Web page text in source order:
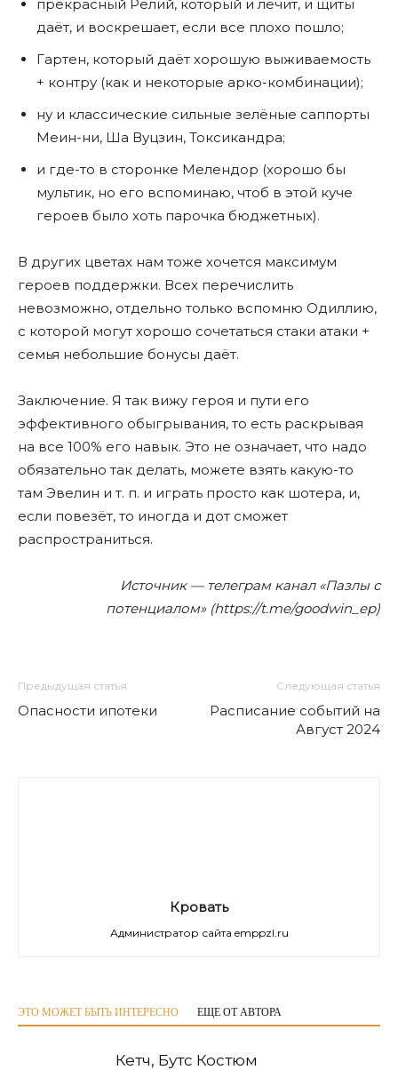
прекрасный Релий, который и лечит, и щиты
даёт, и воскрешает, если все плохо пошло;
Гартен, который даёт хорошую выживаемость
+ контру (как и некоторые арко-комбинации);
ну и классические сильные зелёные саппорты
Меин-ни, Ша Вуцзин, Токсикандра;
и где-то в сторонке Мелендор (хорошо бы
мультик, но его вспоминаю, чтоб в этой куче
героев было хоть парочка бюджетных).
В других цветах нам тоже хочется максимум
героев поддержки. Всех перечислить
невозможно, отдельно только вспомню Одиллию,
с которой могут хорошо сочетаться стаки атаки +
семья небольшие бонусы даёт.
Заключение. Я так вижу героя и пути его
эффективного обыгрывания, то есть раскрывая
на все 100% его навык. Это не означает, что надо
обязательно так делать, можете взять какую-то
там Эвелин и т. п. и играть просто как шотера, и,
если повезёт, то иногда и дот сможет
распространиться.
Источник — телеграм канал «Пазлы с
потенциалом» (https://t.me/goodwin_ep)
Предыдущая статья
Опасности ипотеки
Следующая статья
Расписание событий на
Август 2024
Кровать
Администратор сайта emppzl.ru
ЭТО МОЖЕТ БЫТЬ ИНТЕРЕСНО ЕЩЕ ОТ АВТОРА
Кетч, Бутс Костюм